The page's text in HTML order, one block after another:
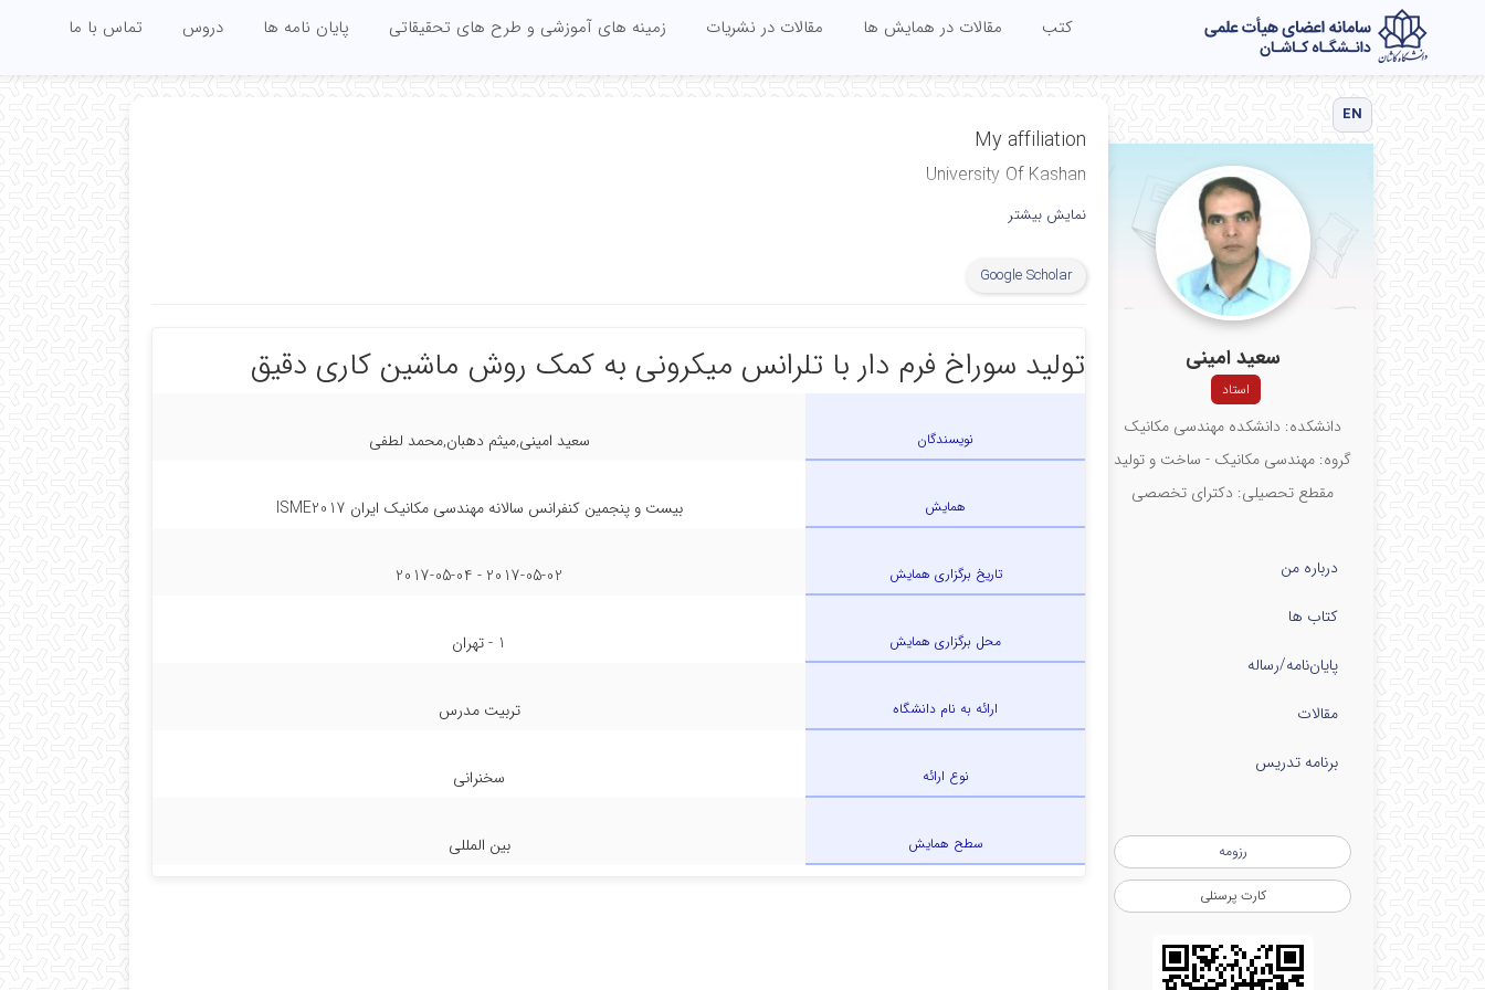
کتب مقالات در همایش ها مقالات در نشریات زمینه های آموزشی و طرح های تحقیقاتی پایان نامه ها دروس تماس با ما
EN
سعید امینی
استاد
دانشکده: دانشکده مهندسی مکانیک
گروه: مهندسی مکانیک - ساخت و تولید
مقطع تحصیلی: دکترای تخصصی
درباره من
کتاب ها
پایان‌نامه‌/رساله
مقالات
برنامه تدریس
رزومه
کارت پرسنلی
My affiliation
University Of Kashan
نمایش بیشتر
Google Scholar
تولید سوراخ فرم دار با تلرانس میکرونی به کمک روش ماشین کاری دقیق
نویسندگان سعید امینی,میثم دهبان,محمد لطفی
همایش بیست و پنجمین کنفرانس سالانه مهندسی مکانیک ایران ISME2017
تاریخ برگزاری همایش 2017-05-02 - 2017-05-04
محل برگزاری همایش 1 - تهران
ارائه به نام دانشگاه تربیت مدرس
نوع ارائه سخنرانی
سطح همایش بین المللی